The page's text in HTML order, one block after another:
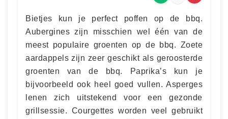
Bietjes kun je perfect poffen op de bbq.
Aubergines zijn misschien wel één van de
meest populaire groenten op de bbq. Zoete
aardappels zijn zeer geschikt als geroosterde
groenten van de bbq. Paprika’s kun je
bijvoorbeeld ook heel goed vullen. Asperges
lenen zich uitstekend voor een gezonde
grillsessie. Courgettes worden veel gebruikt